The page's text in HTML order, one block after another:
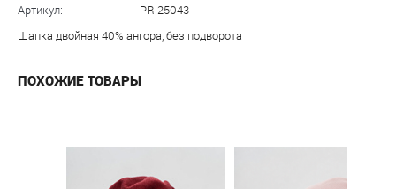
Артикул:
PR 25043
Шапка двойная 40% ангора, без подворота
ПОХОЖИЕ ТОВАРЫ